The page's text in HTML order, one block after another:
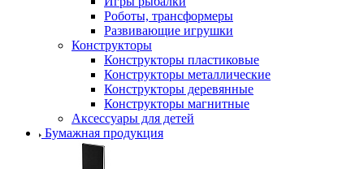
Роботы, трансформеры
Развивающие игрушки
Конструкторы
Конструкторы пластиковые
Конструкторы металлические
Конструкторы деревянные
Конструкторы магнитные
Аксессуары для детей
Бумажная продукция